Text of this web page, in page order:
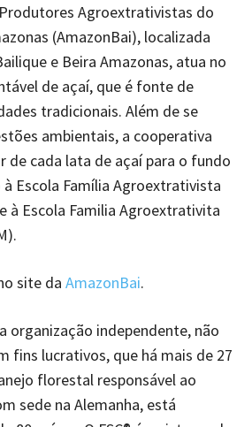
Agroextrativistas do
(AmazonBai), localizada
e Beira Amazonas, atua no
de açaí, que é fonte de
tradicionais. Além de se
ambientais, a cooperativa
de cada lata de açaí para o fundo
Escola Família Agroextrativista
à Escola Familia Agroextrativita
site da AmazonBai.
organização independente, não
fins lucrativos, que há mais de 27
florestal responsável ao
sede na Alemanha, está